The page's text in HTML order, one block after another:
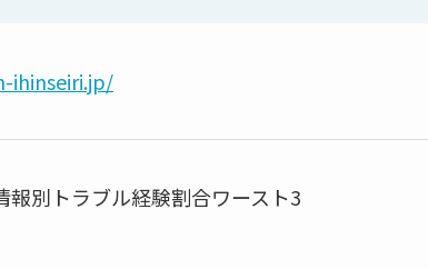
ihinseiri.jp/
報別トラブル経験割合ワースト3